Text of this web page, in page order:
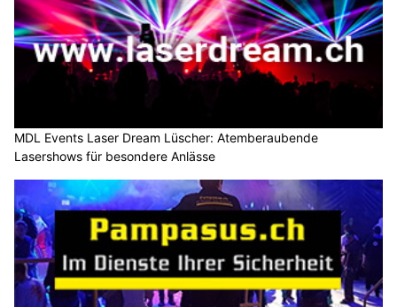
MDL Events Laser Dream Lüscher: Atemberaubende
Lasershows für besondere Anlässe